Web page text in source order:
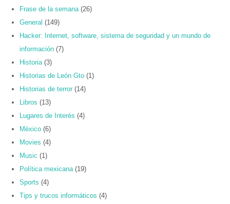
Frase de la semana (26)
General (149)
Hacker: Internet, software, sistema de seguridad y un mundo de
información (7)
Historia (3)
Historias de León Gto (1)
Historias de terror (14)
Libros (13)
Lugares de Interés (4)
México (6)
Movies (4)
Music (1)
Política mexicana (19)
Sports (4)
Tips y trucos informáticos (4)